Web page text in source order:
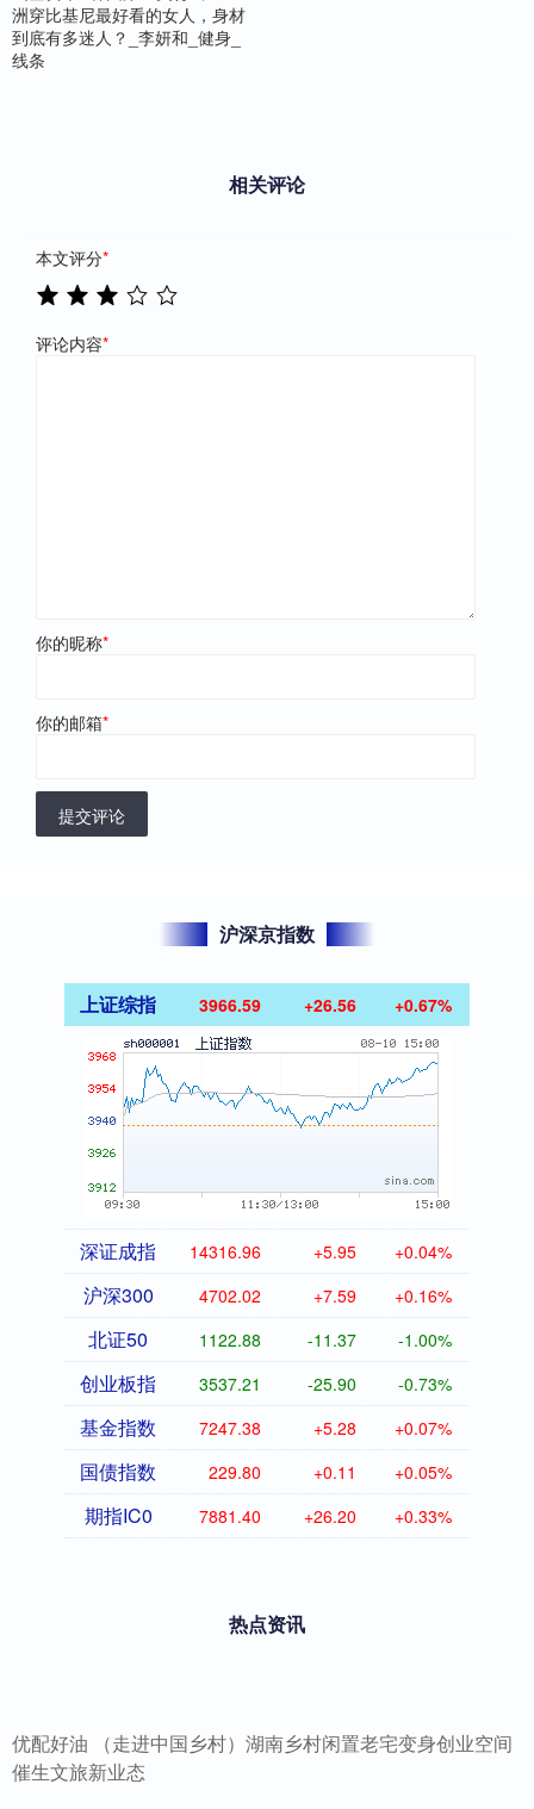
洲穿比基尼最好看的女人，身材
到底有多迷人？_李妍和_健身_
线条
相关评论
本文评分*
评论内容*
你的昵称*
你的邮箱*
提交评论
沪深京指数
上证综指 3966.59 +26.56 +0.67%
深证成指 14316.96 +5.95 +0.04%
沪深300 4702.02 +7.59 +0.16%
北证50 1122.88 -11.37 -1.00%
创业板指 3537.21 -25.90 -0.73%
基金指数 7247.38 +5.28 +0.07%
国债指数 229.80 +0.11 +0.05%
期指IC0 7881.40 +26.20 +0.33%
热点资讯
优配好油 （走进中国乡村）湖南乡村闲置老宅变身创业空间
催生文旅新业态